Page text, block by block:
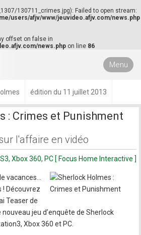
130711_crimes.jpg): Failed to open stream:
users/afjv/www/jeuvideo.afjv.com/news.php
offset on false in
news.php on line 86
Menu
édition du 11 juillet 2013
: Crimes et Punishment
l'affaire en vidéo
Xbox 360, PC [ Focus Home Interactive ]
vacances...
! Découvrez
Teaser de
jeu d’enquête de Sherlock
Xbox 360 et PC.